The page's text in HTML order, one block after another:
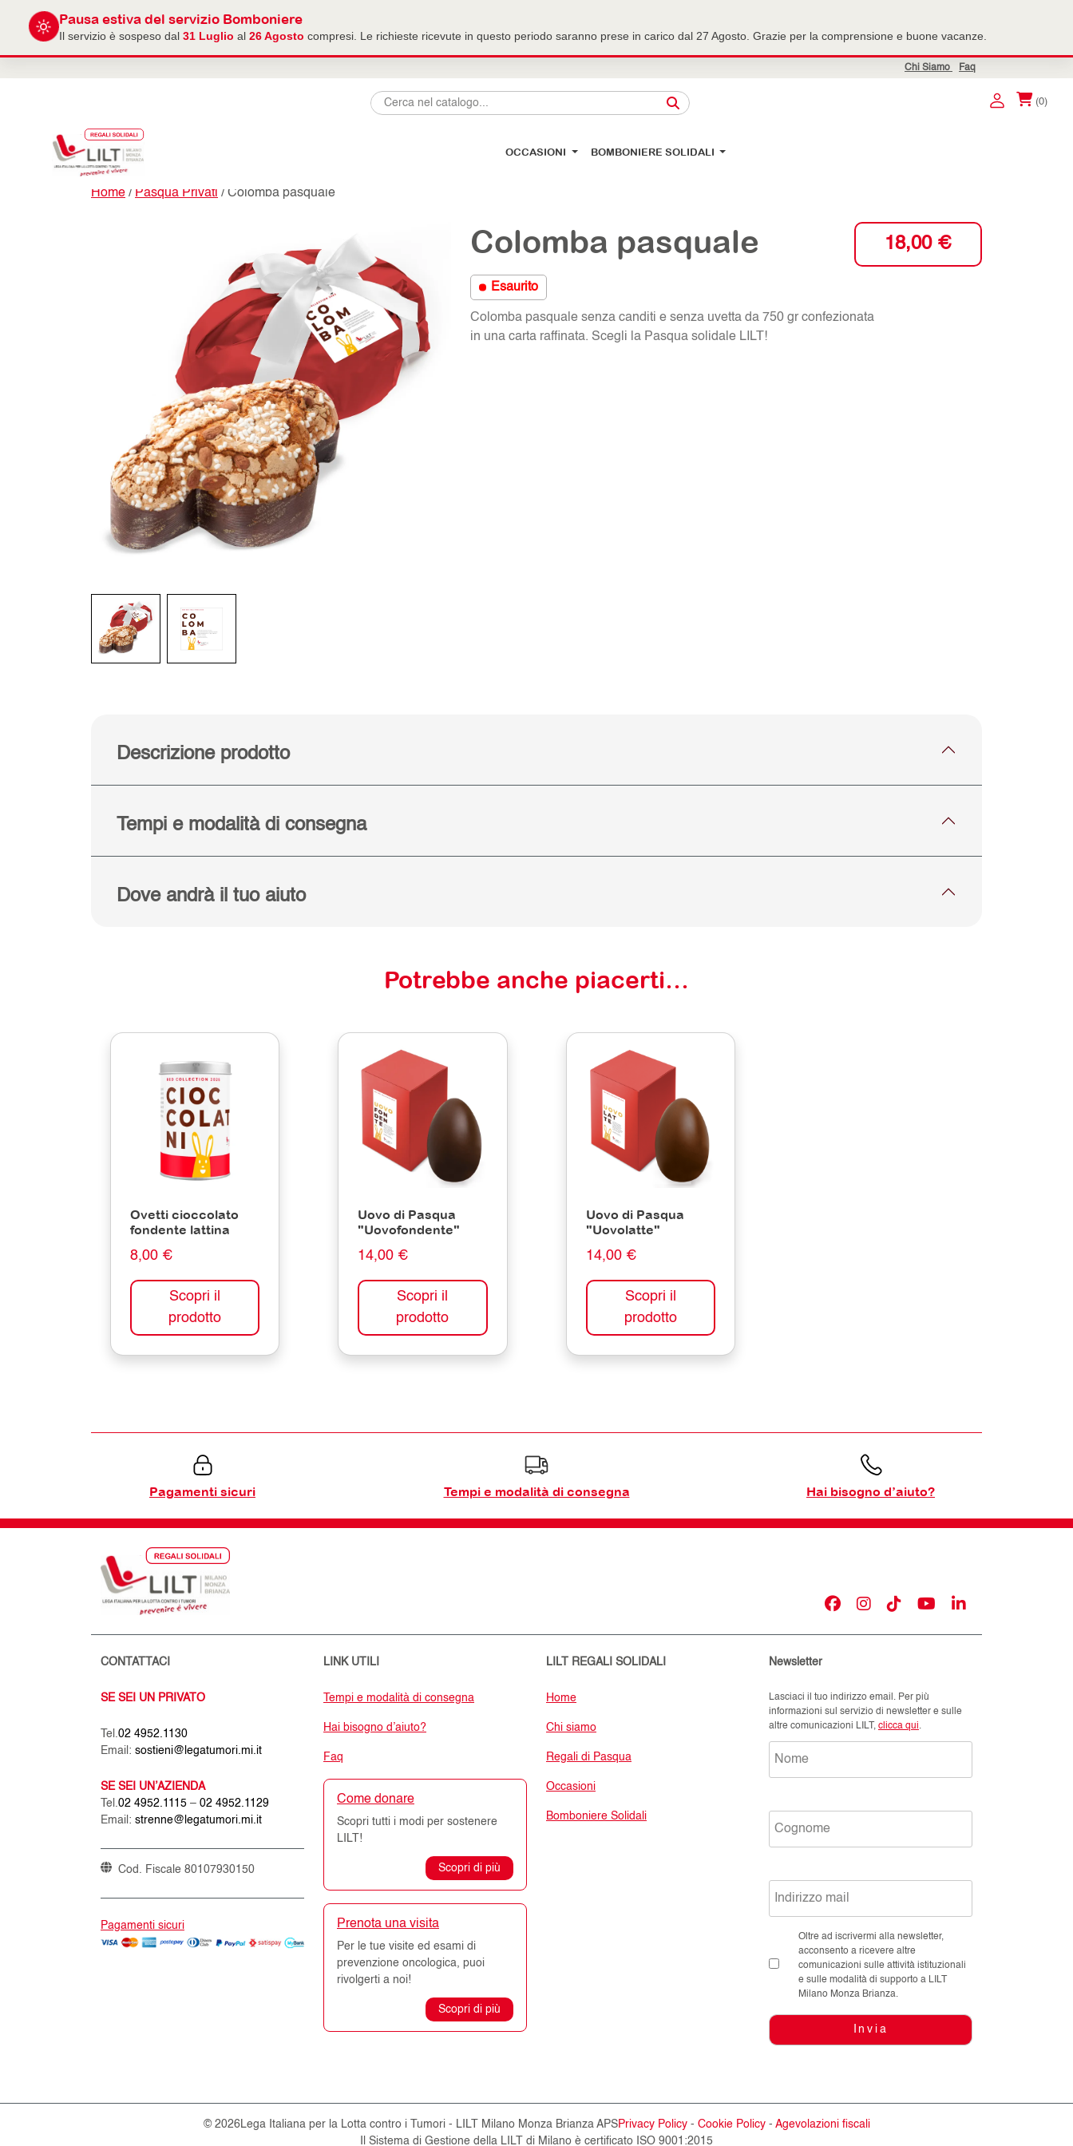
Pausa estiva del servizio Bomboniere
Il servizio è sospeso dal 31 Luglio al 26 Agosto compresi. Le richieste ricevute in questo periodo saranno prese in carico dal 27 Agosto. Grazie per la comprensione e buone vacanze.
Chi Siamo Faq
(0)
OCCASIONI BOMBONIERE SOLIDALI
Home / Pasqua Privati / Colomba pasquale
Colomba pasquale 18,00 €
Esaurito
Colomba pasquale senza canditi e senza uvetta da 750 gr confezionata
in una carta raffinata. Scegli la Pasqua solidale LILT!
Descrizione prodotto
Tempi e modalità di consegna
Dove andrà il tuo aiuto
Potrebbe anche piacerti…
Ovetti cioccolato
fondente lattina
8,00 €
Scopri il
prodotto
Uovo di Pasqua
"Uovofondente"
14,00 €
Scopri il
prodotto
Uovo di Pasqua
"Uovolatte"
14,00 €
Scopri il
prodotto
Pagamenti sicuri Tempi e modalità di consegna Hai bisogno d’aiuto?
CONTATTACI
SE SEI UN PRIVATO
Tel.02 4952.1130
Email: sostieni@legatumori.mi.it
SE SEI UN’AZIENDA
Tel.02 4952.1115 – 02 4952.1129
Email: strenne@legatumori.mi.it
Cod. Fiscale 80107930150
Pagamenti sicuri
LINK UTILI
Tempi e modalità di consegna
Hai bisogno d’aiuto?
Faq
Come donare
Scopri tutti i modi per sostenere
LILT!
Scopri di più
Prenota una visita
Per le tue visite ed esami di
prevenzione oncologica, puoi
rivolgerti a noi!
Scopri di più
LILT REGALI SOLIDALI
Home
Chi siamo
Regali di Pasqua
Occasioni
Bomboniere Solidali
Newsletter
Lasciaci il tuo indirizzo email. Per più
informazioni sul servizio di newsletter e sulle
altre comunicazioni LILT, clicca qui .
Oltre ad iscrivermi alla newsletter,
acconsento a ricevere altre
comunicazioni sulle attività istituzionali
e sulle modalità di supporto a LILT
Milano Monza Brianza.
Invia
© 2026Lega Italiana per la Lotta contro i Tumori - LILT Milano Monza Brianza APSPrivacy Policy- Cookie Policy- Agevolazioni fiscali
Il Sistema di Gestione della LILT di Milano è certificato ISO 9001:2015